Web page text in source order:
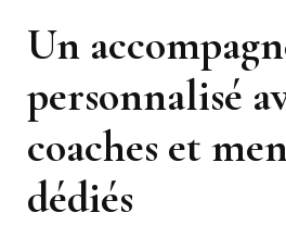
Un
personnalisé
coaches et
dédiés